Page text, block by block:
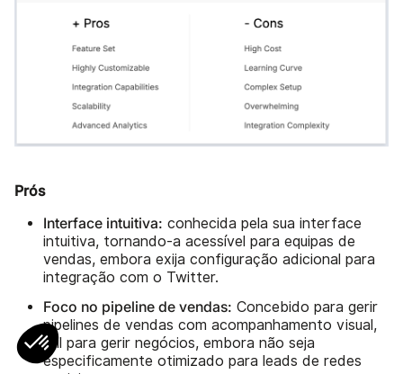
Prós
Interface intuitiva: conhecida pela sua interface
intuitiva, tornando-a acessível para equipas de
vendas, embora exija configuração adicional para
integração com o Twitter.
Foco no pipeline de vendas: Concebido para gerir
pipelines de vendas com acompanhamento visual,
útil para gerir negócios, embora não seja
especificamente otimizado para leads de redes